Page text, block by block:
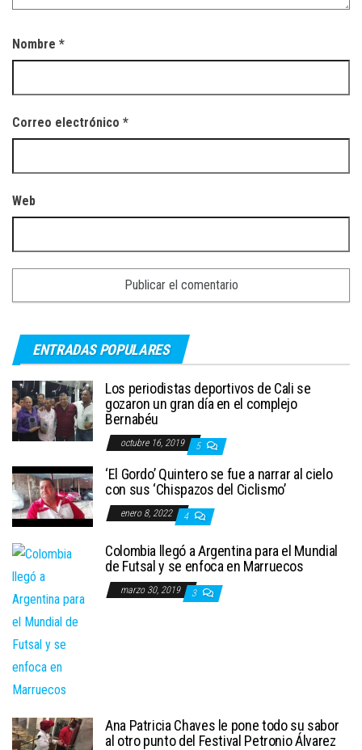
Nombre *
Correo electrónico *
Web
ENTRADAS POPULARES
Los periodistas deportivos de Cali se
gozaron un gran día en el complejo
Bernabéu
octubre 16, 2019 5
‘El Gordo’ Quintero se fue a narrar al cielo
con sus ‘Chispazos del Ciclismo’
enero 8, 2022 4
Colombia llegó a Argentina para el Mundial
de Futsal y se enfoca en Marruecos
marzo 30, 2019 3
Ana Patricia Chaves le pone todo su sabor
al otro punto del Festival Petronio Álvarez